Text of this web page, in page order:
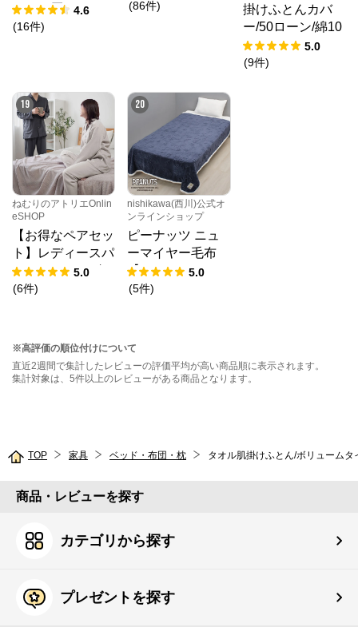
トレス厚み23㎝
まで対応）
4.6
(16件)
(86件)
掛けふとんカバ
ー/50ローン/綿10
0％
5.0
(9件)
19
ねむりのアトリエOnlin
eSHOP
【お得なペアセッ
ト】レディースパ
ジャマ・メンズパ
ジャマ/和晒し2重
5.0
(6件)
20
nishikawa(西川)公式オ
ンラインショップ
ピーナッツ ニュ
ーマイヤー毛布
【SNOOPY 2026
サマーキャンペー
5.0
(5件)
※高評価の順位付けについて
直近2週間で集計したレビューの評価平均が高い商品順に表示されます。
集計対象は、5件以上のレビューがある商品となります。
TOP 家具 ベッド・布団・枕 タオル肌掛けふとん/ボリュームタ
商品・レビューを探す
カテゴリから探す
プレゼントを探す